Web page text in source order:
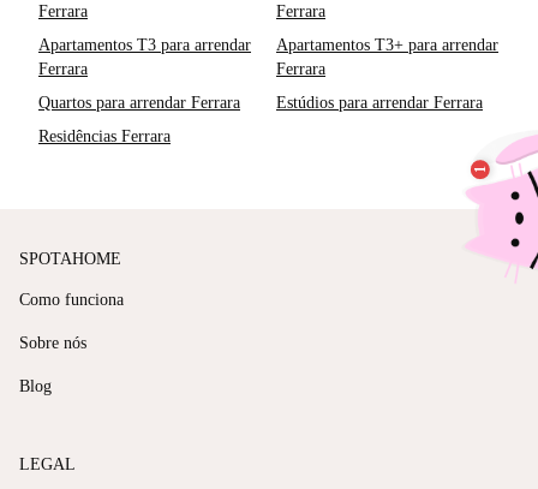
Ferrara
Ferrara
Apartamentos T3 para arrendar
Ferrara
Apartamentos T3+ para arrendar
Ferrara
Quartos para arrendar Ferrara
Estúdios para arrendar Ferrara
Residências Ferrara
SPOTAHOME
Como funciona
Sobre nós
Blog
LEGAL